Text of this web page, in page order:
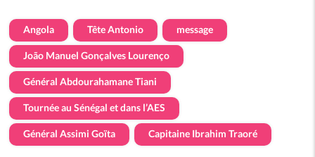
Angola Tête Antonio message
João Manuel Gonçalves Lourenço
Général Abdourahamane Tiani
Tournée au Sénégal et dans l’AES
Général Assimi Goïta Capitaine Ibrahim Traoré